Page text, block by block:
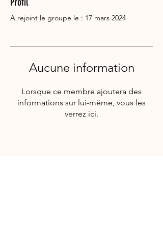
A rejoint le groupe le : 17 mars 2024
Aucune information
Lorsque ce membre ajoutera des
informations sur lui-même, vous les
verrez ici.